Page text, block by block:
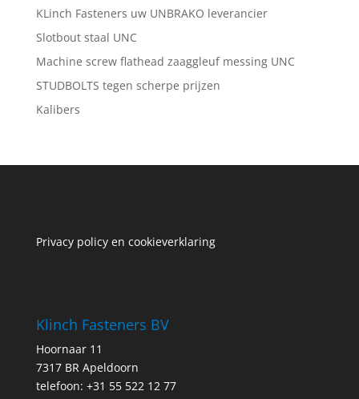
KLinch Fasteners uw UNBRAKO leverancier
Slotbout staal UNC
Machine screw flathead zaaggleuf messing UNC
STUDBOLTS tegen scherpe prijzen
Kalibers
Privacy policy en cookieverklaring
Klinch Fasteners BV
Hoornaar 11
7317 BR Apeldoorn
telefoon: +31 55 522 12 77